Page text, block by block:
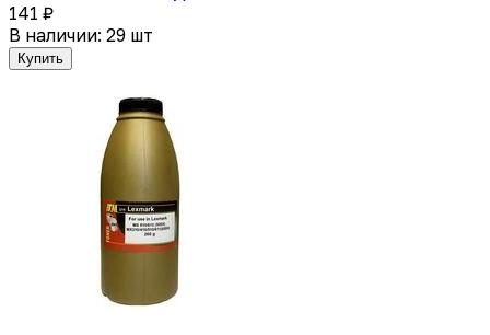
141 ₽
В наличии: 29 шт
Купить